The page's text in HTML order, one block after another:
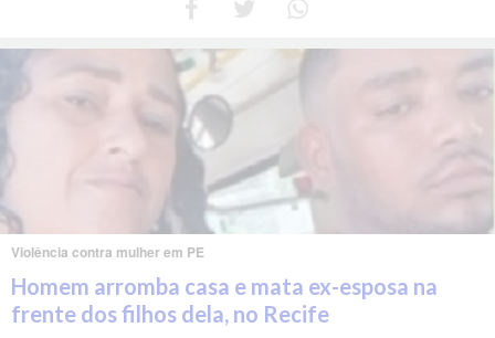
Violência contra mulher em PE
Homem arromba casa e mata ex-esposa na
frente dos filhos dela, no Recife